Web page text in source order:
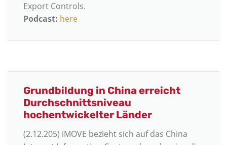
Export Controls.
Podcast: here
Grundbildung in China erreicht
Durchschnittsniveau
hochentwickelter Länder
(2.12.205) iMOVE bezieht sich auf das China